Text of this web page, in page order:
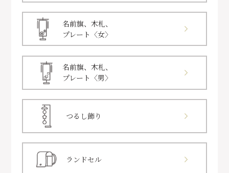
名前旗、木札、
プレート〈女〉
名前旗、木札、
プレート〈男〉
つるし飾り
ランドセル